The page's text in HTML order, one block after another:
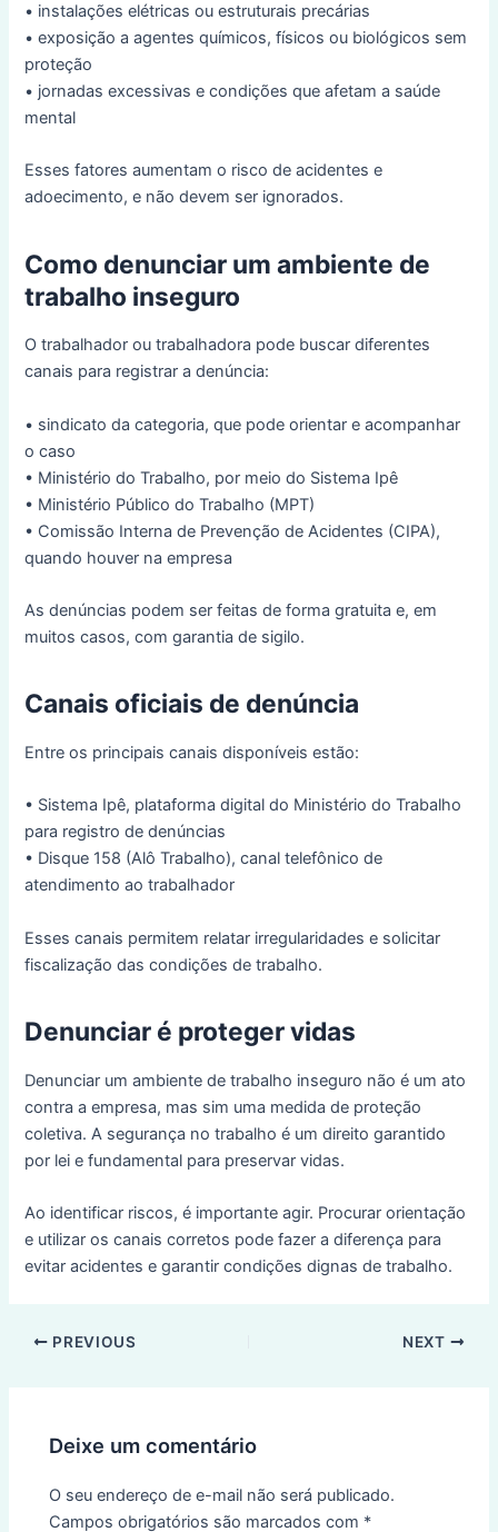
• instalações elétricas ou estruturais precárias
• exposição a agentes químicos, físicos ou biológicos sem
proteção
• jornadas excessivas e condições que afetam a saúde
mental
Esses fatores aumentam o risco de acidentes e
adoecimento, e não devem ser ignorados.
Como denunciar um ambiente de
trabalho inseguro
O trabalhador ou trabalhadora pode buscar diferentes
canais para registrar a denúncia:
• sindicato da categoria, que pode orientar e acompanhar
o caso
• Ministério do Trabalho, por meio do Sistema Ipê
• Ministério Público do Trabalho (MPT)
• Comissão Interna de Prevenção de Acidentes (CIPA),
quando houver na empresa
As denúncias podem ser feitas de forma gratuita e, em
muitos casos, com garantia de sigilo.
Canais oficiais de denúncia
Entre os principais canais disponíveis estão:
• Sistema Ipê, plataforma digital do Ministério do Trabalho
para registro de denúncias
• Disque 158 (Alô Trabalho), canal telefônico de
atendimento ao trabalhador
Esses canais permitem relatar irregularidades e solicitar
fiscalização das condições de trabalho.
Denunciar é proteger vidas
Denunciar um ambiente de trabalho inseguro não é um ato
contra a empresa, mas sim uma medida de proteção
coletiva. A segurança no trabalho é um direito garantido
por lei e fundamental para preservar vidas.
Ao identificar riscos, é importante agir. Procurar orientação
e utilizar os canais corretos pode fazer a diferença para
evitar acidentes e garantir condições dignas de trabalho.
Post
PREVIOUS NEXT
Deixe um comentário
O seu endereço de e-mail não será publicado.
Campos obrigatórios são marcados com *